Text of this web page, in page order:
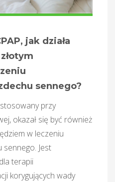
jak działa
sennego?
przy
okazał się być również
w leczeniu
Jest
terapii
korygujących wady